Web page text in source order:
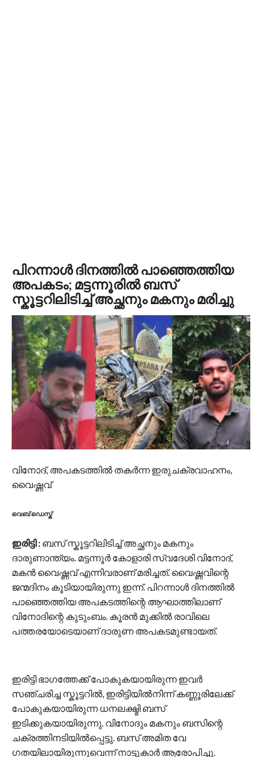
പിറന്നാൾ ദിനത്തിൽ പാഞ്ഞെത്തിയ
അപകടം; മട്ടന്നൂരിൽ ബസ്
സ്കൂ‌ട്ടറിലിടിച്ച് അച്ഛനും മകനും മരിച്ചു
വിനോദ്, അപകടത്തിൽ തകർന്ന ഇരുചക്രവാഹനം,
വൈഷ്ണവ്
വെബ് ഡെസ്ക്
ഇരിട്ടി : ബസ് സ്കൂട്ടറിലിടിച്ച് അച്ഛനും മകനും
ദാരുണാന്ത്യം. മട്ടന്നൂർ കോളാരി സ്വദേശി വിനോദ്,
മകൻ വൈഷ്ണവ് എന്നിവരാണ് മരിച്ചത്. വൈഷ്ണവിന്റെ
ജന്മദിനം കൂടിയായിരുന്നു ഇന്ന്. പിറന്നാൾ ദിനത്തിൽ
പാഞ്ഞെത്തിയ അപകടത്തിന്റെ ആഘാത്തിലാണ്
വിനോദിന്റെ കുടുംബം. കൂരൻ മുക്കിൽ രാവിലെ
പത്തരയോടെയാണ് ദാരുണ അപകടമുണ്ടായത്.
ഇരിട്ടി ഭാഗത്തേക്ക് പോകുകയായിരുന്ന ഇവർ
സഞ്ചരിച്ച സ്കൂട്ടറിൽ, ഇരിട്ടിയിൽനിന്ന് കണ്ണൂരിലേക്ക്
പോകുകയായിരുന്ന ധനലക്ഷ്മി ബസ്
ഇടിക്കുകയായിരുന്നു. വിനോദും മകനും ബസിന്റെ
ചക്രത്തിനടിയിൽപ്പെട്ടു. ബസ് അമിത വേ​
ഗതയിലായിരുന്നുവെന്ന് നാട്ടുകാർ ആരോപിച്ചു.